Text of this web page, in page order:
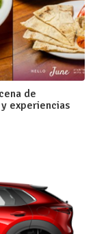
de
experiencias